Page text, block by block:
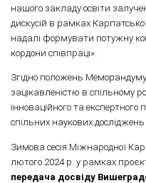
нашого закладу освіти
дискусій в рамках
надалі формувати потужну
кордони співпраці».
Згідно положень
зацікавленістю в спільному
інноваційного та експертного
спільних наукових досліджень
Зимова сесія Міжнародної
лютого 2024 р. у рамках
передача досвіду